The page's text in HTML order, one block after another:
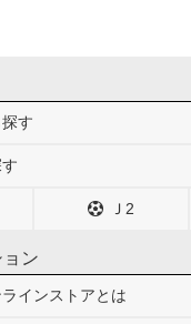
す
Ｊ2
ン
ラインストアとは